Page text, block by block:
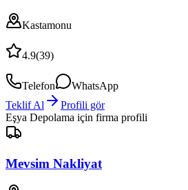
Kastamonu
4.9(39)
Telefon
WhatsApp
Teklif Al
Profili gör
Eşya Depolama için firma profili
Mevsim Nakliyat